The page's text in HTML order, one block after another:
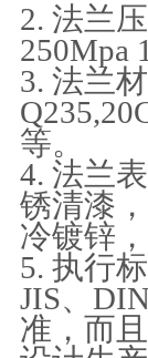
2. 法兰
250Mpa
3. 法兰
等。
4. 法兰
锈清漆
冷镀锌
5. 执行
JIS、
准，而